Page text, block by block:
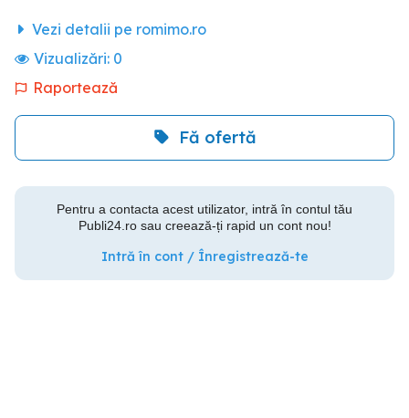
Vezi detalii pe romimo.ro
Vizualizări: 0
Raportează
Fă ofertă
Pentru a contacta acest utilizator, intră în contul tău
Publi24.ro sau creează-ți rapid un cont nou!
Intră în cont / Înregistrează-te